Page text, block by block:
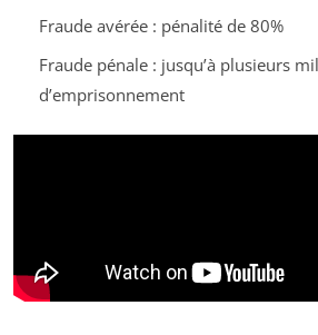
Fraude avérée : pénalité de 80%
Fraude pénale : jusqu’à plusieurs
d’emprisonnement